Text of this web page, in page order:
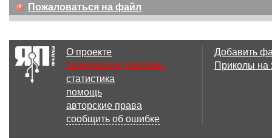
ROYAL NAZI TIES:
Sensory
Moonwalk - Michael
Jackson - Billie...
Пожаловаться на файл
О проекте
размещение рекламы
статистика
помощь
авторские права
сообщить об ошибке
Добавить
Приколы